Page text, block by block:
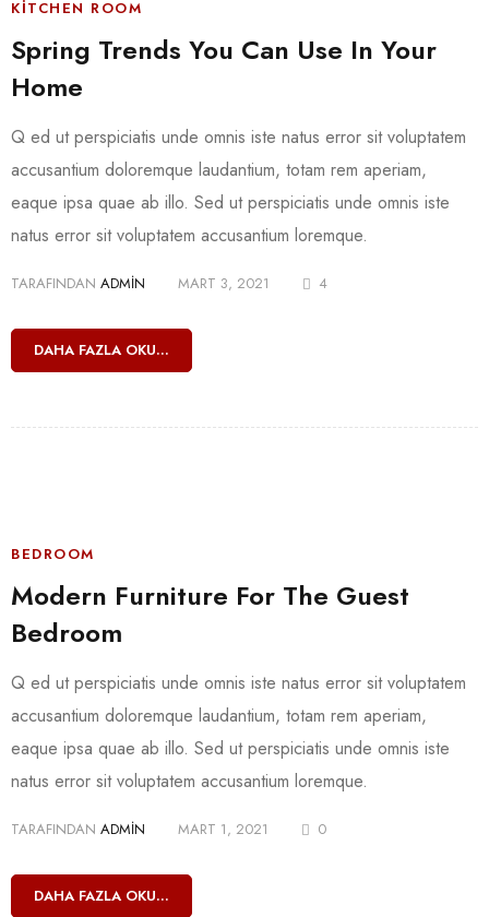
KITCHEN ROOM
Spring Trends You Can Use In Your
Home
Q ed ut perspiciatis unde omnis iste natus error sit voluptatem
accusantium doloremque laudantium, totam rem aperiam,
eaque ipsa quae ab illo. Sed ut perspiciatis unde omnis iste
natus error sit voluptatem accusantium loremque.
TARAFINDAN ADMIN MART 3, 2021 4
DAHA FAZLA OKU...
BEDROOM
Modern Furniture For The Guest
Bedroom
Q ed ut perspiciatis unde omnis iste natus error sit voluptatem
accusantium doloremque laudantium, totam rem aperiam,
eaque ipsa quae ab illo. Sed ut perspiciatis unde omnis iste
natus error sit voluptatem accusantium loremque.
TARAFINDAN ADMIN MART 1, 2021 0
DAHA FAZLA OKU...